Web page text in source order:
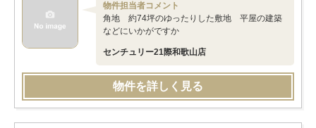
物件担当者コメント
角地 約74坪のゆったりした敷地 平屋の建築
などにいかがですか
センチュリー21際和歌山店
物件を詳しく見る